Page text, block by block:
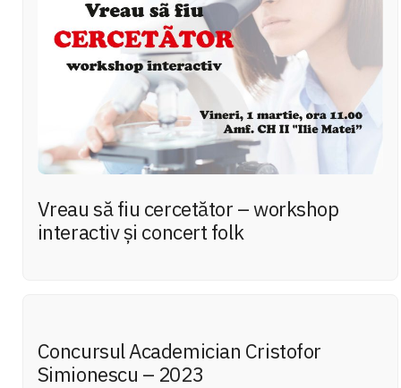
Vreau să fiu cercetător – workshop
interactiv și concert folk
Concursul Academician Cristofor
Simionescu – 2023